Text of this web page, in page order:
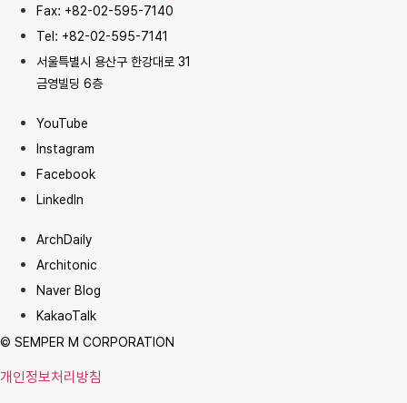
Fax: +82-02-595-7140
Tel: +82-02-595-7141
서울특별시 용산구 한강대로 31
금영빌딩 6층
YouTube
Instagram
Facebook
LinkedIn
ArchDaily
Architonic
Naver Blog
KakaoTalk
© SEMPER M CORPORATION
개인정보처리방침